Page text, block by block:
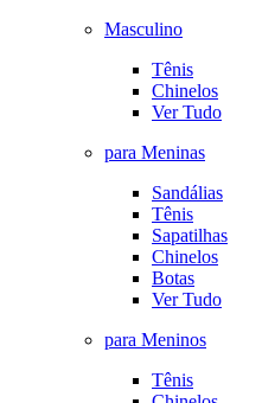
Masculino
Tênis
Chinelos
Ver Tudo
para Meninas
Sandálias
Tênis
Sapatilhas
Chinelos
Botas
Ver Tudo
para Meninos
Tênis